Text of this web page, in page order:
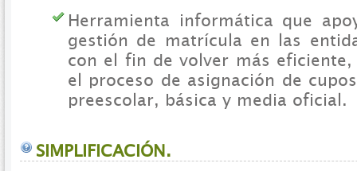
Herramienta informática que
gestión de matrícula en las
con el fin de volver más
el proceso de asignación de
preescolar, básica y media oficial.
SIMPLIFICACIÓN.